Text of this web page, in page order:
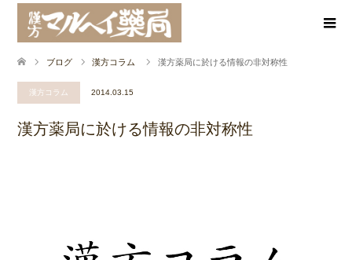
ブログ 漢方コラム 漢方薬局に於ける情報の非対称性
漢方コラム 2014.03.15
漢方薬局に於ける情報の非対称性